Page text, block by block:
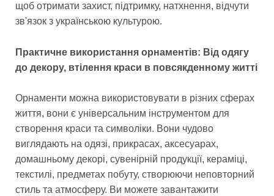
щоб отримати захист, підтримку, натхнення, відчути
зв'язок з українською культурою.
Практичне використання орнаментів: Від одягу
до декору, втілення краси в повсякденному житті
Орнаменти можна використовувати в різних сферах
життя, вони є універсальним інструментом для
створення краси та символіки. Вони чудово
виглядають на одязі, прикрасах, аксесуарах,
домашньому декорі, сувенірній продукції, кераміці,
текстилі, предметах побуту, створюючи неповторний
стиль та атмосферу. Ви можете завантажити